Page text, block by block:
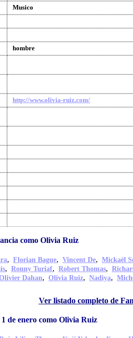
Musico
hombre
http://www.olivia-ruiz.com/
como Olivia Ruiz
, Florian Bague, Vincent De, Mickaël
, Ronny Turiaf, Robert Thomas,
Dahan, Olivia Ruiz, Nadiya,
Ver listado completo de
de enero como Olivia Ruiz